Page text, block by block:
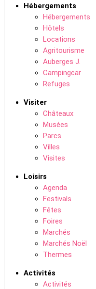
Hébergements
Hébergements
Hôtels
Locations
Agritourisme
Auberges J.
Campingcar
Refuges
Visiter
Châteaux
Musées
Parcs
Villes
Visites
Loisirs
Agenda
Festivals
Fêtes
Foires
Marchés
Marchés Noël
Thermes
Activités
Activités